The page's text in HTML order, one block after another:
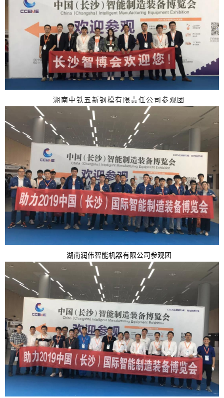
湖南中铁五新钢模有限责任公司参观团
湖南润伟智能机器有限公司参观团